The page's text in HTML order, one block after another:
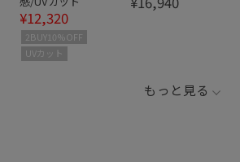
¥12,320
2BUY10%OFF
UVカット
もっと見る